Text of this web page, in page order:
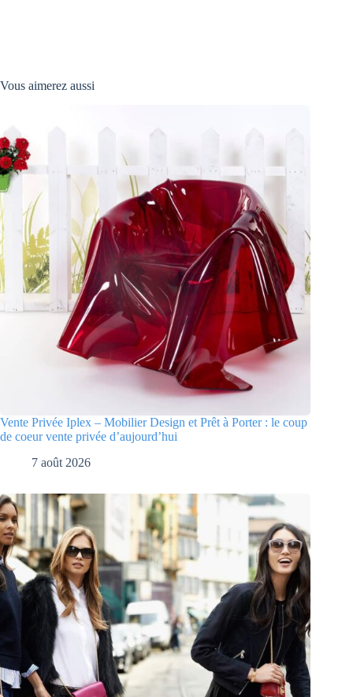
Vous aimerez aussi
Vente Privée Iplex – Mobilier Design et Prêt à Porter : le coup
de coeur vente privée d’aujourd’hui
7 août 2026